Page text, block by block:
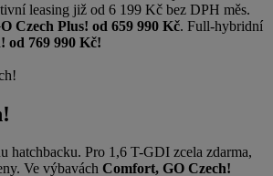
leasing již od 6 199 Kč bez DPH měs.
Czech Plus! od 659 990 Kč. Full-hybridní
od 769 990 Kč!
hatchbacku. Pro 1,6 T-GDI zcela zdarma,
Ve výbavách Comfort, GO Czech!